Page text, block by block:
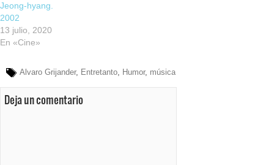
Jeong-hyang.
2002
13 julio, 2020
En «Cine»
Alvaro Grijander, Entretanto, Humor, música
Deja un comentario